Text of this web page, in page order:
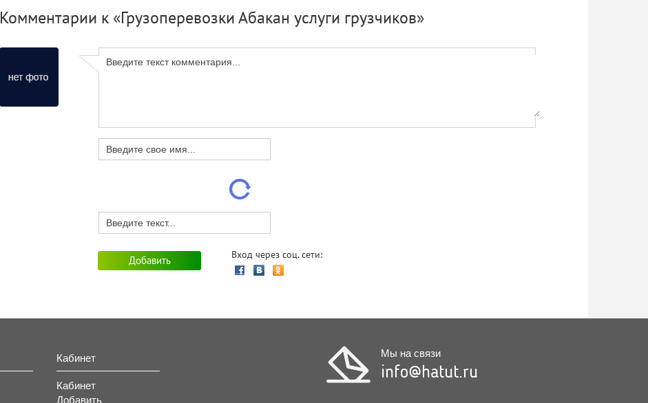
семейного отдыха - Spitaki
Комментарии к «Грузоперевозки Абакан услуги грузчиков»
Вход через соц. сети:
Кабинет
Кабинет
Добавить
Мы на связи
info@hatut.ru